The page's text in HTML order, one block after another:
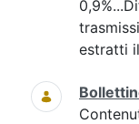
estratti